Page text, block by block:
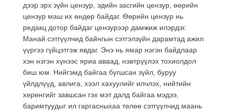
дээр эрх зүйн цензур, эдийн засгийн цензур, өөрийн
цензур маш их өндөр байдаг. Өөрийн цензур нь
редакц дотор байдаг цензурээр дамжиж илэрдэг.
Манай сэтгүүлчид байнгын сэтгэлзүйн дарамтад ажил
үүргээ гүйцэтгэж явдаг. Энэ нь ямар нэгэн байдлаар
хэн нэгэн хүнээс яриа аваад, нэвтрүүлэх тохиолдол
биш юм. Нийгэмд байгаа бугшсан зүйл, буруу
үйлдлүүд, авлига, хээл хахуулийг илчлэх, нийтийн
хөрөнгийг завшсан гэх мэт далд байгаа мэдээ,
баримтуудыг ил гаргасныхаа төлөө сэтгүүлчид маань